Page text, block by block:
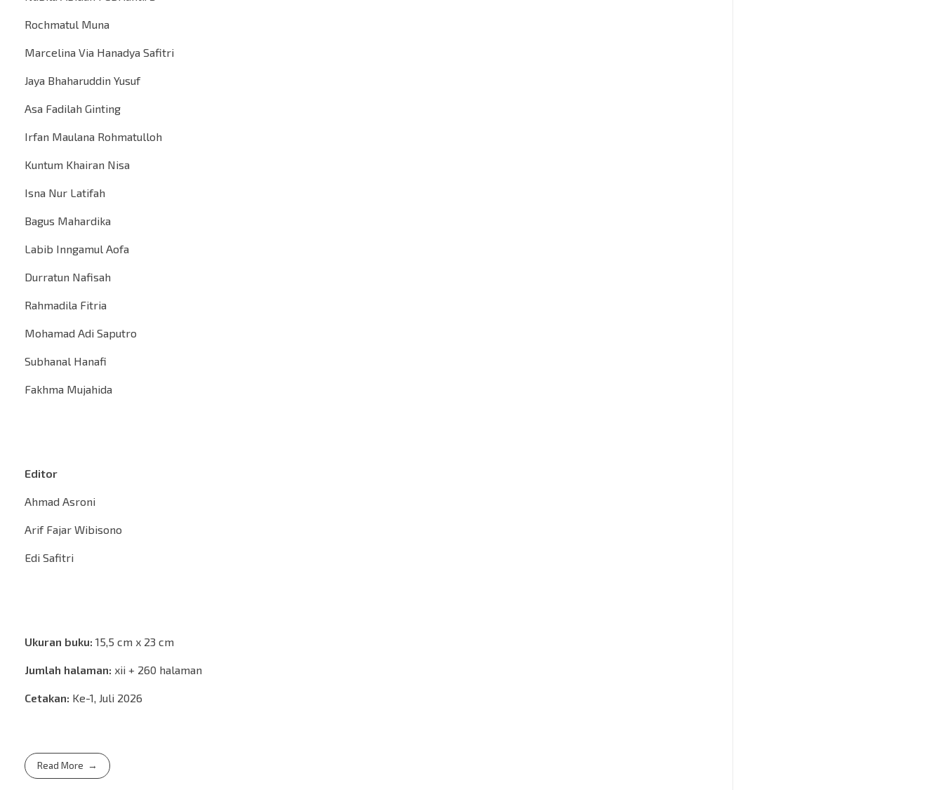
Rochmatul Muna
Marcelina Via Hanadya Safitri
Jaya Bhaharuddin Yusuf
Asa Fadilah Ginting
Irfan Maulana Rohmatulloh
Kuntum Khairan Nisa
Isna Nur Latifah
Bagus Mahardika
Labib Inngamul Aofa
Durratun Nafisah
Rahmadila Fitria
Mohamad Adi Saputro
Subhanal Hanafi
Fakhma Mujahida
Editor
Ahmad Asroni
Arif Fajar Wibisono
Edi Safitri
Ukuran buku: 15,5 cm x 23 cm
Jumlah halaman: xii + 260 halaman
Cetakan: Ke-1, Juli 2026
Read More